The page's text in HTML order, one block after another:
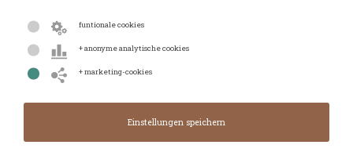
Datenschutzerklärung
funtionale cookies
+ anonyme analytische cookies
+ marketing-cookies